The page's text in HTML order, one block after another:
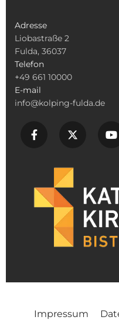
Adresse
Liobastraße 2
Fulda, 36037
Telefon
+49 661 10000
E-mail
info@kolping-fulda.de
Impressum